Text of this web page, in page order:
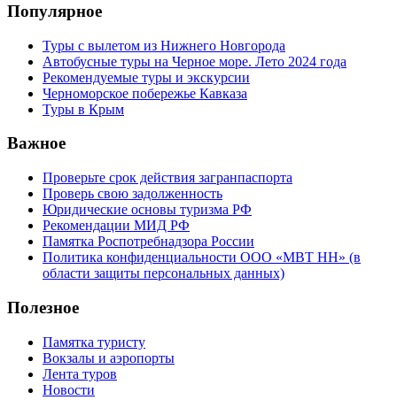
Популярное
Туры с вылетом из Нижнего Новгорода
Автобусные туры на Черное море. Лето 2024 года
Рекомендуемые туры и экскурсии
Черноморское побережье Кавказа
Туры в Крым
Важное
Проверьте срок действия загранпаспорта
Проверь свою задолженность
Юридические основы туризма РФ
Рекомендации МИД РФ
Памятка Роспотребнадзора России
Политика конфиденциальности ООО «МВТ НН» (в
области защиты персональных данных)
Полезное
Памятка туристу
Вокзалы и аэропорты
Лента туров
Новости